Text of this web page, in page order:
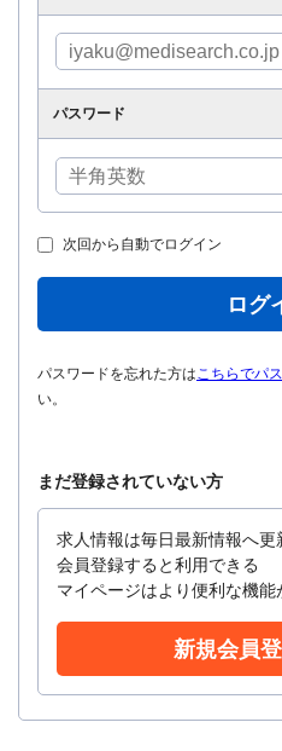
パスワード
次回から自動でログイン
ログ
パスワードを忘れた方はこちらでパ
い。
まだ登録されていない方
求人情報は毎日最新情報へ更
会員登録すると利用できる
マイページはより便利な機能
新規会員